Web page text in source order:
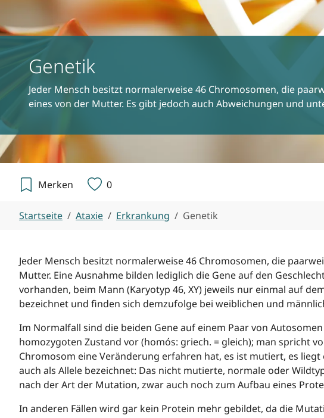
Genetik
Jeder Mensch besitzt normalerweise 46 Chromosomen, die
eines von der Mutter. Es gibt jedoch auch Abweichungen und
Merken
0
Startseite Ataxie Erkrankung Genetik
Jeder Mensch besitzt normalerweise 46 Chromosomen, die
Mutter. Eine Ausnahme bilden lediglich die Gene auf den
vorhanden, beim Mann (Karyotyp 46, XY) jeweils nur einmal auf
bezeichnet und finden sich demzufolge bei weiblichen und
Im Normalfall sind die beiden Gene auf einem Paar von
homozygoten Zustand vor (homós: griech. = gleich); man spricht
Chromosom eine Veränderung erfahren hat, es ist mutiert, es
auch als Allele bezeichnet: Das nicht mutierte, normale oder
nach der Art der Mutation, zwar auch noch zum Aufbau eines
In anderen Fällen wird gar kein Protein mehr gebildet, da die